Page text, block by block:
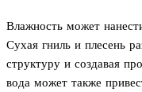
Влажность может
Сухая гниль и плесень
структуру и создавая
вода может также